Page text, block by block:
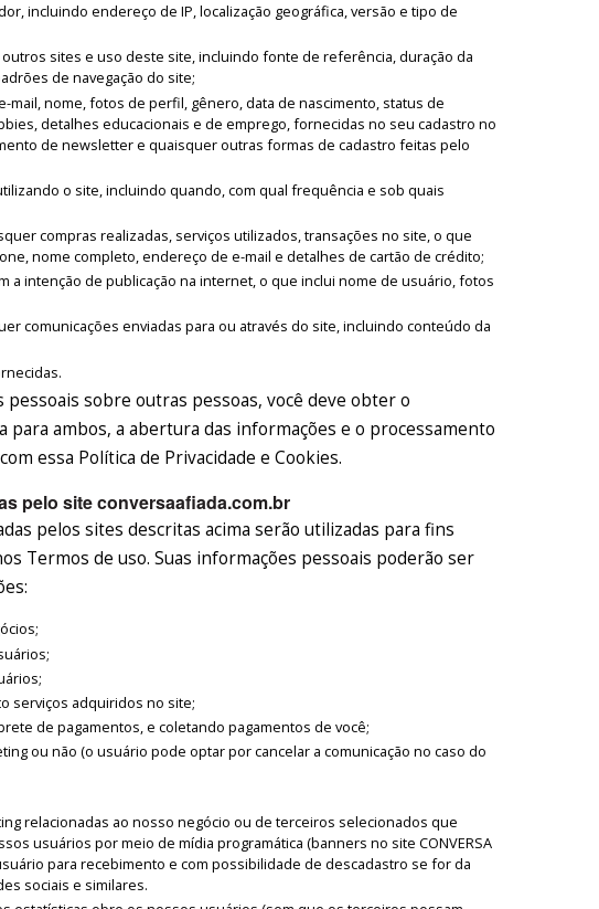
incluindo endereço de IP, localização geográfica, versão e tipo de
sites e uso deste site, incluindo fonte de referência, duração da
de navegação do site;
mail, nome, fotos de perfil, gênero, data de nascimento, status de
detalhes educacionais e de emprego, fornecidas no seu cadastro no
de newsletter e quaisquer outras formas de cadastro feitas pelo
o site, incluindo quando, com qual frequência e sob quais
compras realizadas, serviços utilizados, transações no site, o que
nome completo, endereço de e-mail e detalhes de cartão de crédito;
a intenção de publicação na internet, o que inclui nome de usuário, fotos
comunicações enviadas para ou através do site, incluindo conteúdo da
sobre outras pessoas, você deve obter o
para ambos, a abertura das informações e o processamento
essa Política de Privacidade e Cookies.
pelo site conversaafiada.com.br
pelos sites descritas acima serão utilizadas para fins
Termos de uso. Suas informações pessoais poderão ser
serviços adquiridos no site;
de pagamentos, e coletando pagamentos de você;
ou não (o usuário pode optar por cancelar a comunicação no caso do
relacionadas ao nosso negócio ou de terceiros selecionados que
usuários por meio de mídia programática (banners no site CONVERSA
para recebimento e com possibilidade de descadastro se for da
sociais e similares.